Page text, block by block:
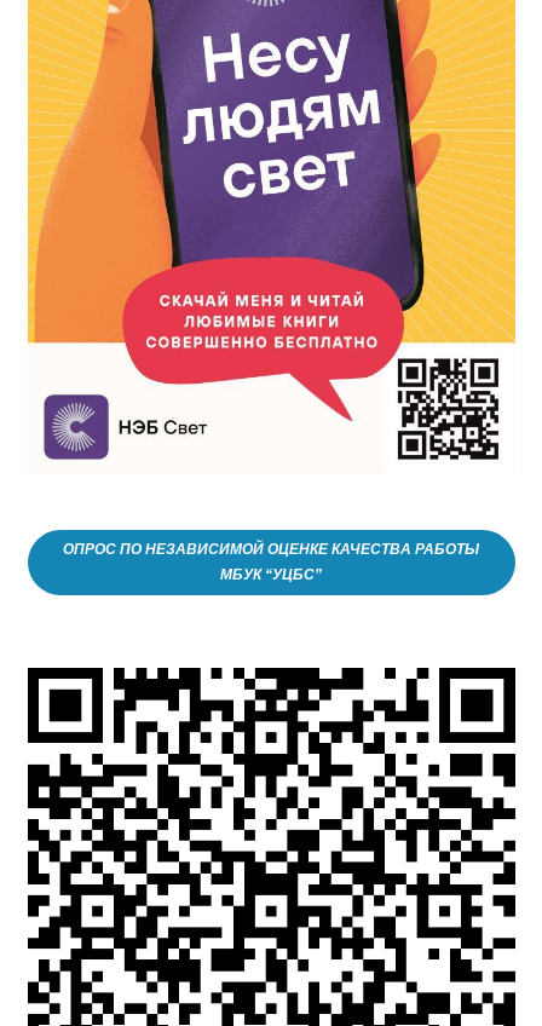
ОПРОС ПО НЕЗАВИСИМОЙ ОЦЕНКЕ КАЧЕСТВА РАБОТЫ
МБУК “УЦБС”